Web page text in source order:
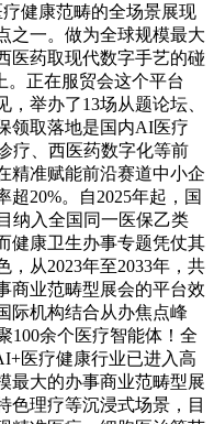
健康范畴的全场景展现
之一。做为全球规模最大
医药取现代数字手艺的碰
。正在服贸会这个平台
，举办了13场从题论坛、
领取落地是国内AI医疗
疗、西医药数字化等前
精准赋能前沿赛道中小企
20%。自2025年起，国
纳入全国同一医保乙类
健康卫生办事专题凭仗其
从2023年至2033年，共
商业范畴型展会的平台效
际机构结合从办焦点峰
100余个医疗智能体！全
医疗健康行业已进入高
最大的办事商业范畴型展
色理疗等沉浸式场景，目